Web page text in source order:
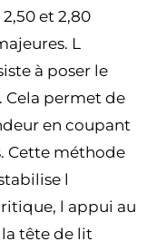
et 2,80
L
à poser le
Cela permet de
en coupant
Cette méthode
l
l appui au
tête de lit